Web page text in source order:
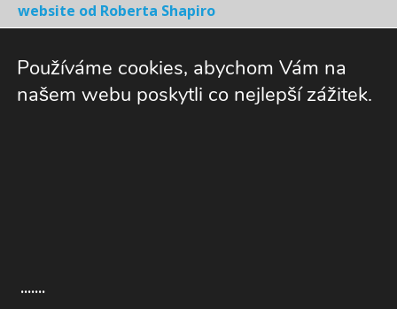
website od Roberta Shapiro
Zákonné Odmítnutí Odpovědnosti : Informace které nabízím nejsou
náhradou lékařské nebo psychologické péče !
Používáme cookies, abychom Vám na
našem webu poskytli co nejlepší zážitek.
.......